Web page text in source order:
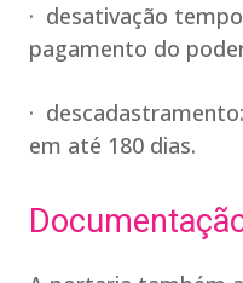
· desativação
pagamento do
·
em até 180 dias.